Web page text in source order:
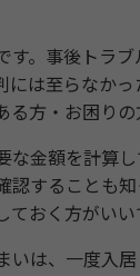
。事後トラ
は至らなか
方・お困りの
金額を計算
認することも
おく方がいい
は、一度入